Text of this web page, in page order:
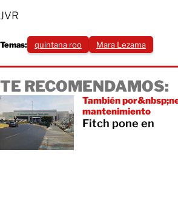
JVR
Temas: quintana roo Mara Lezama
TE RECOMENDAMOS:
También
mantenimiento
Fitch pone en